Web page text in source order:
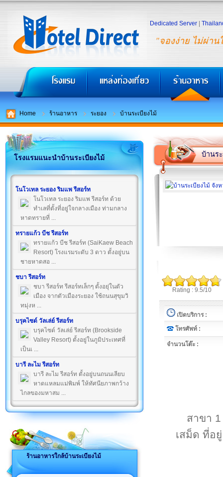
"จองง่าย ไม่ผ่าน
Dedicated Server
Home ร้านอาหาร ระยอง บ้านระเบียงไม้
โรงแรมแนะนำบ้านระเบียงไม้
โนโวเทล ระยอง ริมแพ รีสอร์ท
โนโวเทล ระยอง ริมแพ รีสอร์ท ด้วย
ทำเลที่ตั้งที่อยู่ใจกลางเมือง ท่ามกลาง
หาดทรายที่ ...
ทรายแก้ว บีช รีสอร์ท
ทรายแก้ว บีช รีสอร์ท (SaiKaew Beach
Resort) โรงแรมระดับ 3 ดาว ตั้งอยู่บน
ชายหาดสอ ...
ชบา รีสอร์ท
ชบา รีสอร์ท รีสอร์ทเล็กๆ ตั้งอยุ่ในตัว
เมือง จากตัวเมืองระยอง ใช้ถนนสุขุมวิ
ทมุ่งห ...
บรุคไซด์ วัลเล่ย์ รีสอร์ท
บรุคไซด์ วัลเล่ย์ รีสอร์ท (Brookside
Valley Resort) ตั้งอยู่ในภูมิประเทศที่
เป็นเ ...
บารี ละไม รีสอร์ท
บารี ละไม รีสอร์ท ตั้งอยู่บนถนนเลียบ
หาดแหลมแม่พิมพ์ ให้ทัศนียภาพกว้าง
ไกลของมหาสม ...
ร้านอาหารใกล้บ้านระเบียงไม้
บ้านร
Rating : 9.5/10
เปิดบริการ :
โทรศัพท์ :
จำนวนโต๊ะ :
สาขา
เสม็ด ที่อ